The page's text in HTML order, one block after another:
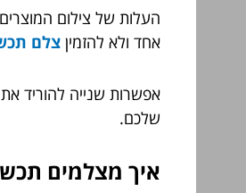
העלות של צילום
אחד ולא להזמין צלם
אפשרות שנייה להוריד
שלכם.
איך מצלמים